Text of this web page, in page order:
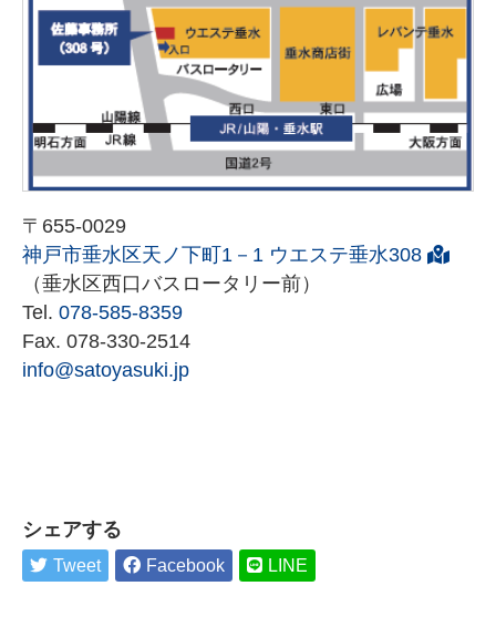
〒655-0029
神戸市垂水区天ノ下町1－1 ウエステ垂水308
（垂水区西口バスロータリー前）
Tel. 078-585-8359
Fax. 078-330-2514
info@satoyasuki.jp
シェアする
Tweet Facebook LINE